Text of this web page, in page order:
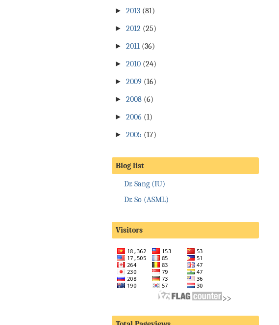
►2013 (81)
►2012 (25)
►2011 (36)
►2010 (24)
►2009 (16)
►2008 (6)
►2006 (1)
►2005 (17)
Blog list
Dr. Sang (IU)
Dr. So (ASML)
Visitors
>>